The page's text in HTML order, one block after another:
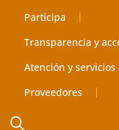
Participa
Transparencia y
Atención y
Proveedores